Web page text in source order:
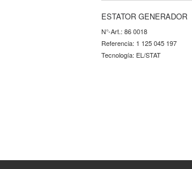
ESTATOR GENERADOR
N°-Art.: 86 0018
Referencia: 1 125 045 197
Tecnología: EL/STAT